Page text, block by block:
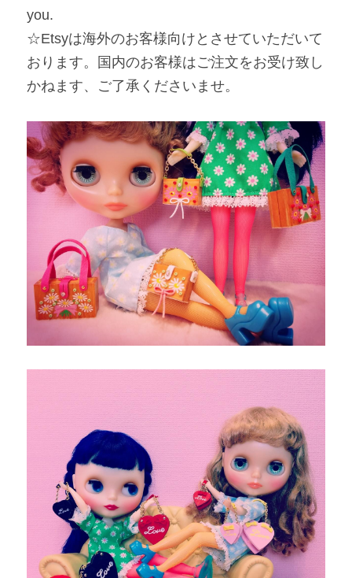
you.
☆Etsyは海外のお客様向けとさせていただいて
おります。国内のお客様はご注文をお受け致し
かねます、ご了承くださいませ。